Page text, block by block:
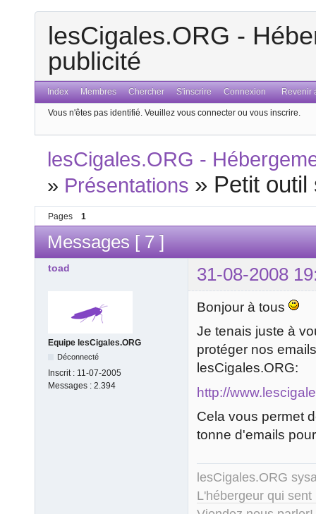
lesCigales.ORG -
publicité
Index Membres Chercher S'inscrire Connexion Revenir
Vous n'êtes pas identifié. Veuillez vous connecter ou vous inscrire.
lesCigales.ORG -
» Présentations » Petit
Pages 1
Messages [ 7 ]
toad 31-08-2008
Equipe lesCigales.ORG
Déconnecté
Inscrit : 11-07-2005
Messages : 2.394
Bonjour à tous
Je tenais juste à
protéger nos
lesCigales.ORG:
http://
Cela vous permet
tonne d'emails
lesCigales.ORG
L'hébergeur qui